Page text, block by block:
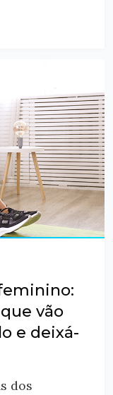
vão
e deixá-
dos